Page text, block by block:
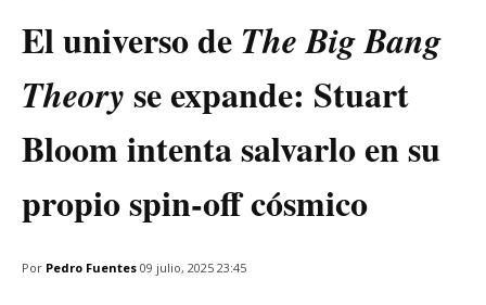
El universo de The Big Bang
Theory se expande: Stuart
Bloom intenta salvarlo en su
propio spin-off cósmico
Por Pedro Fuentes 09 julio, 2025 23:45